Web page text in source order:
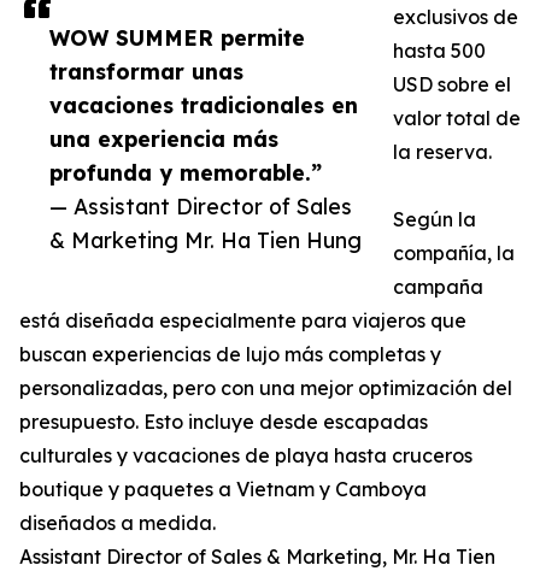
WOW SUMMER permite
transformar unas
vacaciones tradicionales en
una experiencia más
profunda y memorable.”
— Assistant Director of Sales
& Marketing Mr. Ha Tien Hung
exclusivos de
hasta 500
USD sobre el
valor total de
la reserva.
Según la
compañía, la
campaña
está diseñada especialmente para viajeros que
buscan experiencias de lujo más completas y
personalizadas, pero con una mejor optimización del
presupuesto. Esto incluye desde escapadas
culturales y vacaciones de playa hasta cruceros
boutique y paquetes a Vietnam y Camboya
diseñados a medida.
Assistant Director of Sales & Marketing, Mr. Ha Tien